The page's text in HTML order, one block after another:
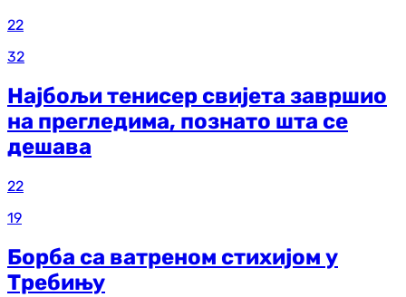
22
32
Најбољи тенисер свијета завршио
на прегледима, познато шта се
дешава
22
19
Борба са ватреном стихијом у
Требињу